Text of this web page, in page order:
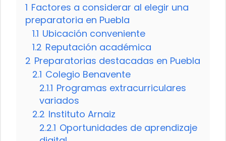
1 Factores a considerar al elegir una
preparatoria en Puebla
1.1 Ubicación conveniente
1.2 Reputación académica
2 Preparatorias destacadas en Puebla
2.1 Colegio Benavente
2.1.1 Programas extracurriculares
variados
2.2 Instituto Arnaiz
2.2.1 Oportunidades de aprendizaje